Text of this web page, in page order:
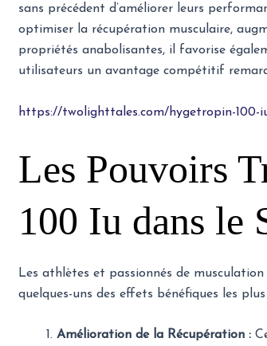
sans précédent d’améliorer leurs
optimiser la récupération musculaire,
propriétés anabolisantes, il favorise
utilisateurs un avantage compétitif
https://twolighttales.com/hygetropin-100-
Les Pouvoirs
100 Iu dans le
Les athlètes et passionnés de
quelques-uns des effets bénéfiques les
Amélioration de la Récupération :